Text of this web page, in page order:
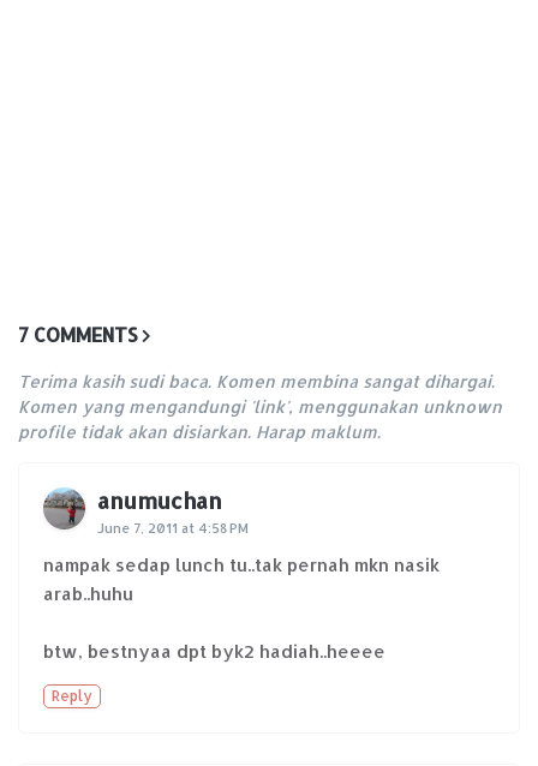
7 COMMENTS
Terima kasih sudi baca. Komen membina sangat dihargai.
Komen yang mengandungi 'link', menggunakan unknown
profile tidak akan disiarkan. Harap maklum.
anumuchan
June 7, 2011 at 4:58 PM
nampak sedap lunch tu..tak pernah mkn nasik
arab..huhu
btw, bestnyaa dpt byk2 hadiah..heeee
Reply